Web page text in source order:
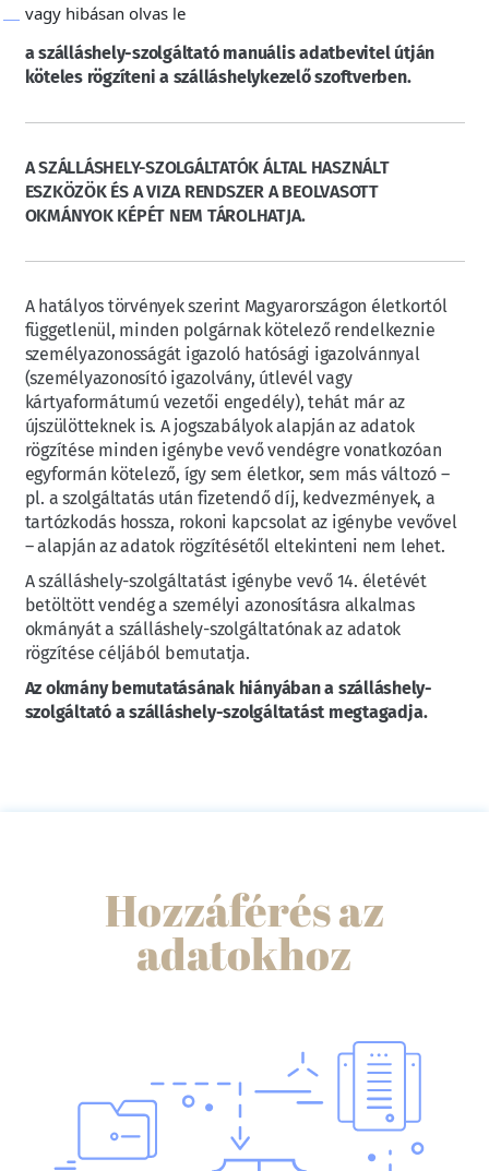
vagy hibásan olvas le
a szálláshely-szolgáltató manuális adatbevitel útján
köteles rögzíteni a szálláshelykezelő szoftverben.
A SZÁLLÁSHELY-SZOLGÁLTATÓK ÁLTAL HASZNÁLT
ESZKÖZÖK ÉS A VIZA RENDSZER A BEOLVASOTT
OKMÁNYOK KÉPÉT NEM TÁROLHATJA.
A hatályos törvények szerint Magyarországon életkortól
függetlenül, minden polgárnak kötelező rendelkeznie
személyazonosságát igazoló hatósági igazolvánnyal
(személyazonosító igazolvány, útlevél vagy
kártyaformátumú vezetői engedély), tehát már az
újszülötteknek is. A jogszabályok alapján az adatok
rögzítése minden igénybe vevő vendégre vonatkozóan
egyformán kötelező, így sem életkor, sem más változó –
pl. a szolgáltatás után fizetendő díj, kedvezmények, a
tartózkodás hossza, rokoni kapcsolat az igénybe vevővel
– alapján az adatok rögzítésétől eltekinteni nem lehet.
A szálláshely-szolgáltatást igénybe vevő 14. életévét
betöltött vendég a személyi azonosításra alkalmas
okmányát a szálláshely-szolgáltatónak az adatok
rögzítése céljából bemutatja.
Az okmány bemutatásának hiányában a szálláshely-
szolgáltató a szálláshely-szolgáltatást megtagadja.
Hozzáférés az
adatokhoz